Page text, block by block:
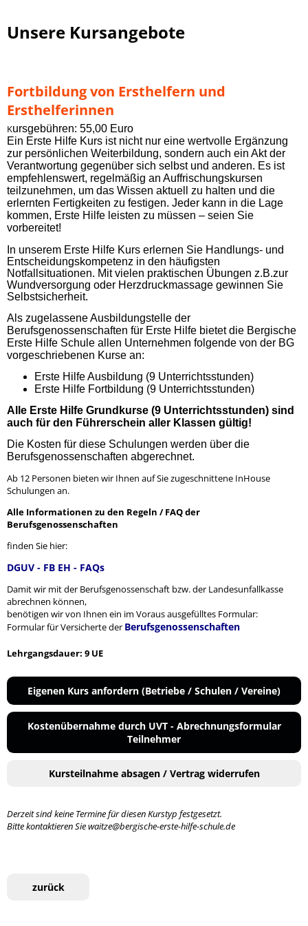
Unsere Kursangebote
Fortbildung von Ersthelfern und
Ersthelferinnen
Kursgebühren: 55,00 Euro
Ein Erste Hilfe Kurs ist nicht nur eine wertvolle Ergänzung
zur persönlichen Weiterbildung, sondern auch ein Akt der
Verantwortung gegenüber sich selbst und anderen. Es ist
empfehlenswert, regelmäßig an Auffrischungskursen
teilzunehmen, um das Wissen aktuell zu halten und die
erlernten Fertigkeiten zu festigen. Jeder kann in die Lage
kommen, Erste Hilfe leisten zu müssen – seien Sie
vorbereitet!
In unserem Erste Hilfe Kurs erlernen Sie Handlungs- und
Entscheidungskompetenz in den häufigsten
Notfallsituationen. Mit vielen praktischen Übungen z.B.zur
Wundversorgung oder Herzdruckmassage gewinnen Sie
Selbstsicherheit.
Als zugelassene Ausbildungstelle der
Berufsgenossenschaften für Erste Hilfe bietet die Bergische
Erste Hilfe Schule allen Unternehmen folgende von der BG
vorgeschriebenen Kurse an:
Erste Hilfe Ausbildung (9 Unterrichtsstunden)
Erste Hilfe Fortbildung (9 Unterrichtsstunden)
Alle Erste Hilfe Grundkurse (9 Unterrichtsstunden) sind
auch für den Führerschein aller Klassen gültig!
Die Kosten für diese Schulungen werden über die
Berufsgenossenschaften abgerechnet.
Ab 12 Personen bieten wir Ihnen auf Sie zugeschnittene InHouse
Schulungen an.
Alle Informationen zu den Regeln / FAQ der
Berufsgenossenschaften
finden Sie hier:
DGUV - FB EH - FAQs
Damit wir mit der Berufsgenossenschaft bzw. der Landesunfallkasse
abrechnen können,
benötigen wir von Ihnen ein im Voraus ausgefülltes Formular:
Formular für Versicherte der Berufsgenossenschaften
Lehrgangsdauer: 9 UE
Eigenen Kurs anfordern (Betriebe / Schulen / Vereine)
Kostenübernahme durch UVT - Abrechnungsformular
Teilnehmer
Kursteilnahme absagen / Vertrag widerrufen
Derzeit sind keine Termine für diesen Kurstyp festgesetzt.
Bitte kontaktieren Sie waitze@bergische-erste-hilfe-schule.de
zurück